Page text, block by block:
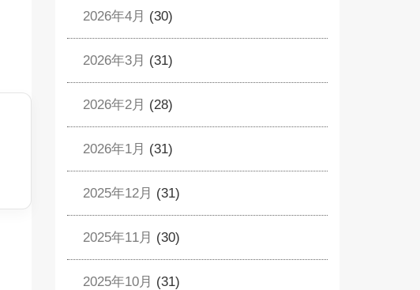
2026年4月 (30)
2026年3月 (31)
2026年2月 (28)
2026年1月 (31)
2025年12月 (31)
2025年11月 (30)
2025年10月 (31)